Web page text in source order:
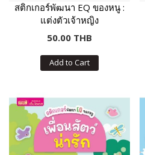
สติกเกอร์พัฒนา EQ ของหนู :
แต่งตัวเจ้าหญิง
50.00 THB
Add to Cart